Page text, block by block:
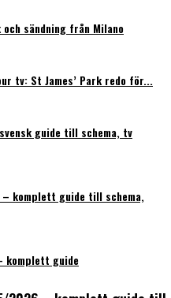
sändning från Milano
tv: St James’ Park redo för...
guide till schema, tv
komplett guide till schema,
komplett guide